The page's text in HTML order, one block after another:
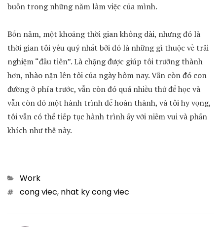
buồn trong những năm làm việc của mình.
Bốn năm, một khoảng thời gian không dài, nhưng đó là
thời gian tôi yêu quý nhất bởi đó là những gì thuộc về trải
nghiệm “đầu tiên”. Là chặng được giúp tôi trưởng thành
hơn, nhào nặn lên tôi của ngày hôm nay. Vẫn còn đó con
đường ở phía trước, vẫn còn đó quá nhiều thứ để học và
vẫn còn đó một hành trình để hoàn thành, và tôi hy vọng,
tôi vẫn có thể tiếp tục hành trình ấy với niềm vui và phấn
khích như thế này.
Categories
Work
Tagscong viec, nhat ky cong viec